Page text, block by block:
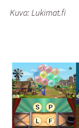
Kuva: Lukimat.fi